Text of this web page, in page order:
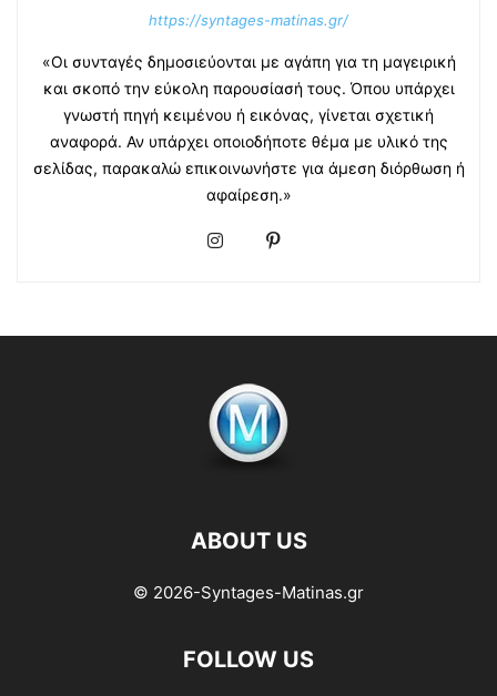
https://syntages-matinas.gr/
«Οι συνταγές δημοσιεύονται με αγάπη για τη μαγειρική
και σκοπό την εύκολη παρουσίασή τους. Όπου υπάρχει
γνωστή πηγή κειμένου ή εικόνας, γίνεται σχετική
αναφορά. Αν υπάρχει οποιοδήποτε θέμα με υλικό της
σελίδας, παρακαλώ επικοινωνήστε για άμεση διόρθωση ή
αφαίρεση.»
ABOUT US
© 2026-Syntages-Matinas.gr
FOLLOW US